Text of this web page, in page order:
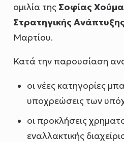
ομιλία της Σοφίας
Στρατηγικής Ανάπτυξης
Μαρτίου.
Κατά την παρουσίαση
οι νέες κατηγορίες
υποχρεώσεις των
οι προκλήσεις
εναλλακτικής